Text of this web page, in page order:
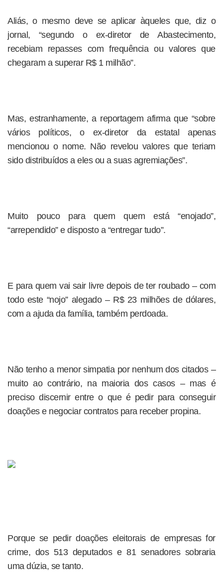
Aliás, o mesmo deve se aplicar àqueles que, diz o
jornal, “segundo o ex-diretor de Abastecimento,
recebiam repasses com frequência ou valores que
chegaram a superar R$ 1 milhão”.
Mas, estranhamente, a reportagem afirma que “sobre
vários políticos, o ex-diretor da estatal apenas
mencionou o nome. Não revelou valores que teriam
sido distribuídos a eles ou a suas agremiações”.
Muito pouco para quem quem está “enojado”,
“arrependido” e disposto a “entregar tudo”.
E para quem vai sair livre depois de ter roubado – com
todo este “nojo” alegado – R$ 23 milhões de dólares,
com a ajuda da família, também perdoada.
Não tenho a menor simpatia por nenhum dos citados –
muito ao contrário, na maioria dos casos – mas é
preciso discernir entre o que é pedir para conseguir
doações e negociar contratos para receber propina.
Porque se pedir doações eleitorais de empresas for
crime, dos 513 deputados e 81 senadores sobraria
uma dúzia, se tanto.